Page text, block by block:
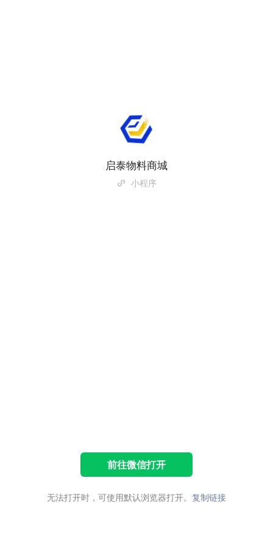
启泰物料商城
小程序
前往微信打开
无法打开时，可使用默认浏览器打开。 复制链接